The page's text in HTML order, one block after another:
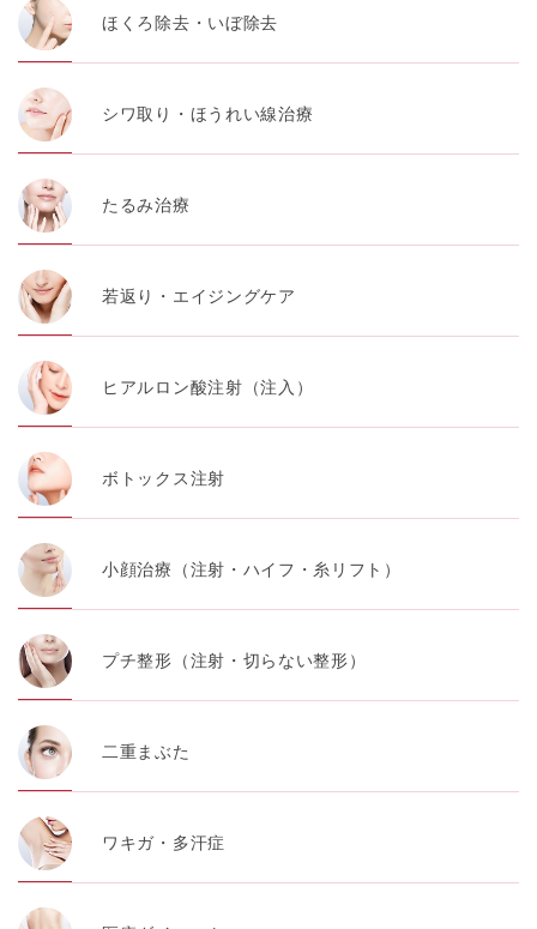
ほくろ除去・いぼ除去
シワ取り・ほうれい線治療
たるみ治療
若返り・エイジングケア
ヒアルロン酸注射（注入）
ボトックス注射
小顔治療（注射・ハイフ・糸リフト）
プチ整形（注射・切らない整形）
二重まぶた
ワキガ・多汗症